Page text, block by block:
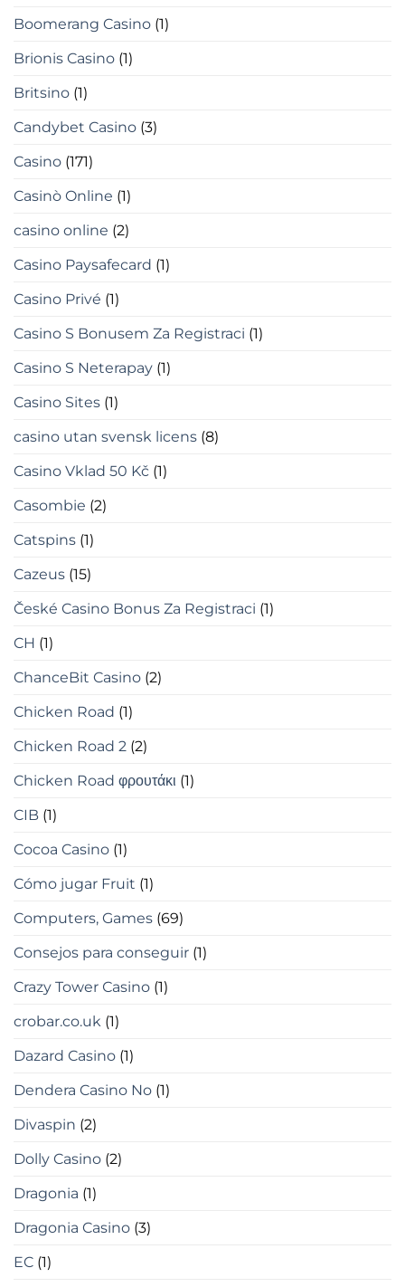
Boomerang Casino (1)
Brionis Casino (1)
Britsino (1)
Candybet Casino (3)
Casino (171)
Casinò Online (1)
casino online (2)
Casino Paysafecard (1)
Casino Privé (1)
Casino S Bonusem Za Registraci (1)
Casino S Neterapay (1)
Casino Sites (1)
casino utan svensk licens (8)
Casino Vklad 50 Kč (1)
Casombie (2)
Catspins (1)
Cazeus (15)
České Casino Bonus Za Registraci (1)
CH (1)
ChanceBit Casino (2)
Chicken Road (1)
Chicken Road 2 (2)
Chicken Road φρουτάκι (1)
CIB (1)
Cocoa Casino (1)
Cómo jugar Fruit (1)
Computers, Games (69)
Consejos para conseguir (1)
Crazy Tower Сasino (1)
crobar.co.uk (1)
Dazard Casino (1)
Dendera Casino No (1)
Divaspin (2)
Dolly Casino (2)
Dragonia (1)
Dragonia Casino (3)
EC (1)